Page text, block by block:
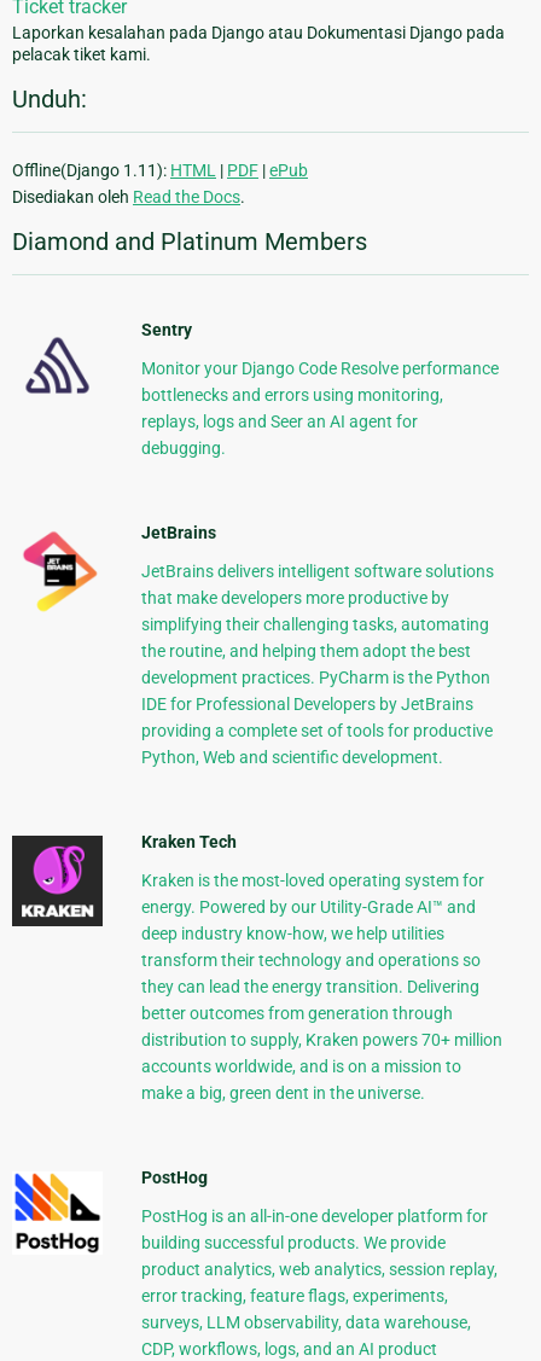
Ticket tracker
Laporkan kesalahan pada Django atau Dokumentasi Django pada
pelacak tiket kami.
Unduh:
Offline(Django 1.11): HTML | PDF |ePub
Disediakan oleh Read the Docs.
Diamond and Platinum Members
Sentry
Monitor your Django Code Resolve performance
bottlenecks and errors using monitoring,
replays, logs and Seer an AI agent for
debugging.
JetBrains
JetBrains delivers intelligent software solutions
that make developers more productive by
simplifying their challenging tasks, automating
the routine, and helping them adopt the best
development practices. PyCharm is the Python
IDE for Professional Developers by JetBrains
providing a complete set of tools for productive
Python, Web and scientific development.
Kraken Tech
Kraken is the most-loved operating system for
energy. Powered by our Utility-Grade AI™ and
deep industry know-how, we help utilities
transform their technology and operations so
they can lead the energy transition. Delivering
better outcomes from generation through
distribution to supply, Kraken powers 70+ million
accounts worldwide, and is on a mission to
make a big, green dent in the universe.
PostHog
PostHog is an all-in-one developer platform for
building successful products. We provide
product analytics, web analytics, session replay,
error tracking, feature flags, experiments,
surveys, LLM observability, data warehouse,
CDP, workflows, logs, and an AI product